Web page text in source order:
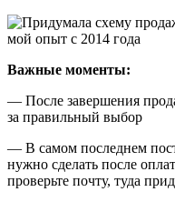
Важные моменты:
— После завершения
за правильный выбор
— В самом последнем
нужно сделать после
проверьте почту, туда